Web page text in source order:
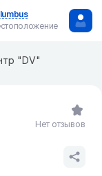
"DV"
Нет отзывов